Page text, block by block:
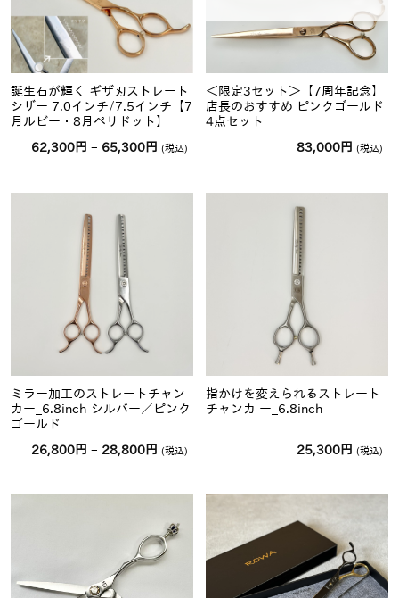
誕生石が輝く ギザ刃ストレート
シザー 7.0インチ/7.5インチ【7
月ルビー・8月ペリドット】
62,300 円 – 65,300 円 価
円
(税込)
＜限定3セット＞【7周年記念】
店長のおすすめ ピンクゴールド
4点セット
83,000 円 (税込)
ミラー加工のストレートチャン
カー_6.8inch シルバー／ピンク
ゴールド
26,800 円 – 28,800 円 価
格
円
円
(税込)
指かけを変えられるストレート
チャンカ ー_6.8inch
25,300 円 (税込)